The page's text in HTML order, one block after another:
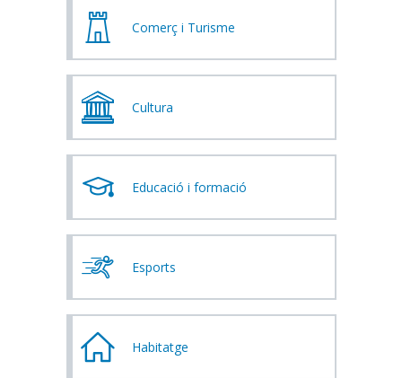
Comerç i Turisme
Cultura
Educació i formació
Esports
Habitatge